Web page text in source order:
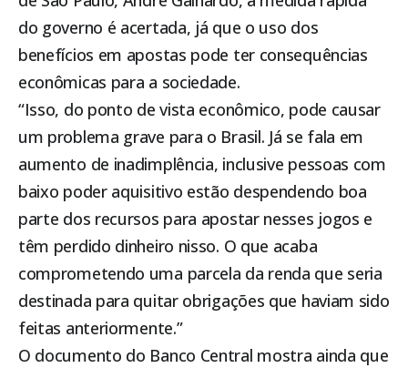
do governo é acertada, já que o uso dos
benefícios em apostas pode ter consequências
econômicas para a sociedade.
“Isso, do ponto de vista econômico, pode causar
um problema grave para o Brasil. Já se fala em
aumento de inadimplência, inclusive pessoas com
baixo poder aquisitivo estão despendendo boa
parte dos recursos para apostar nesses jogos e
têm perdido dinheiro nisso. O que acaba
comprometendo uma parcela da renda que seria
destinada para quitar obrigações que haviam sido
feitas anteriormente.”
O documento do Banco Central mostra ainda que